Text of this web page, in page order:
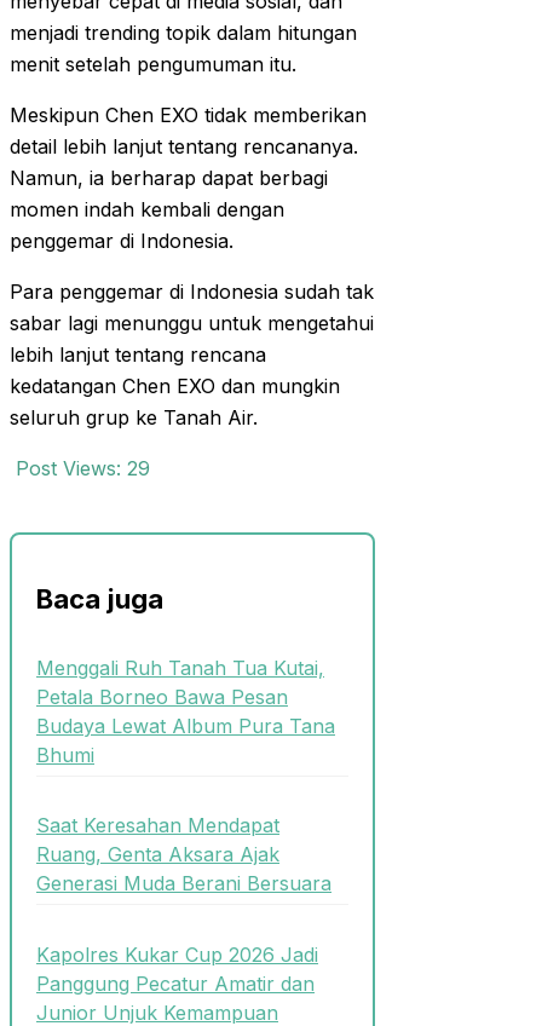
menjadi trending topik dalam hitungan
menit setelah pengumuman itu.
Meskipun Chen EXO tidak memberikan
detail lebih lanjut tentang rencananya.
Namun, ia berharap dapat berbagi
momen indah kembali dengan
penggemar di Indonesia.
Para penggemar di Indonesia sudah tak
sabar lagi menunggu untuk mengetahui
lebih lanjut tentang rencana
kedatangan Chen EXO dan mungkin
seluruh grup ke Tanah Air.
Post Views: 29
Baca juga
Menggali Ruh Tanah Tua Kutai,
Petala Borneo Bawa Pesan
Budaya Lewat Album Pura Tana
Bhumi
Saat Keresahan Mendapat
Ruang, Genta Aksara Ajak
Generasi Muda Berani Bersuara
Kapolres Kukar Cup 2026 Jadi
Panggung Pecatur Amatir dan
Junior Unjuk Kemampuan